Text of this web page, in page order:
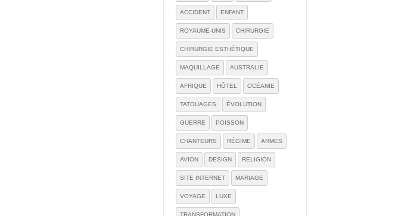
ACCIDENT ENFANT
ROYAUME-UNIS CHIRURGIE
CHIRURGIE ESTHÉTIQUE
MAQUILLAGE AUSTRALIE
AFRIQUE HÔTEL OCÉANIE
TATOUAGES ÉVOLUTION
GUERRE POISSON
CHANTEURS RÉGIME ARMES
AVION DESIGN RELIGION
SITE INTERNET MARIAGE
VOYAGE LUXE
TRANSFORMATION